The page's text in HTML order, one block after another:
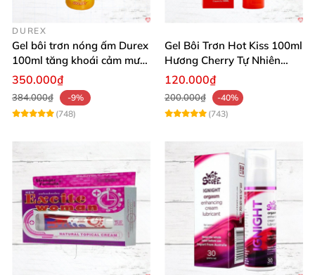
DUREX
Gel bôi trơn nóng ấm Durex
100ml tăng khoái cảm mượt
mà
350.000₫
384.000₫
-9%
(748)
Gel Bôi Trơn Hot Kiss 100ml
Hương Cherry Tự Nhiên
Mượt Mà
120.000₫
200.000₫
-40%
(743)